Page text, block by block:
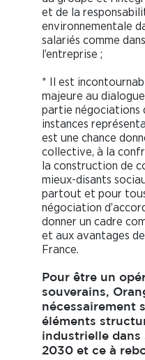
et de la
environnementale
salariés comme
l’entreprise ;
* Il est
majeure au
partie négociations
instances
est une chance
collective, à la
la construction de
mieux-disants
partout et pour
négociation
donner un cadre
et aux avantages
France.
Pour être un
souverains,
nécessairement
éléments
industrielle dans
2030 et ce à